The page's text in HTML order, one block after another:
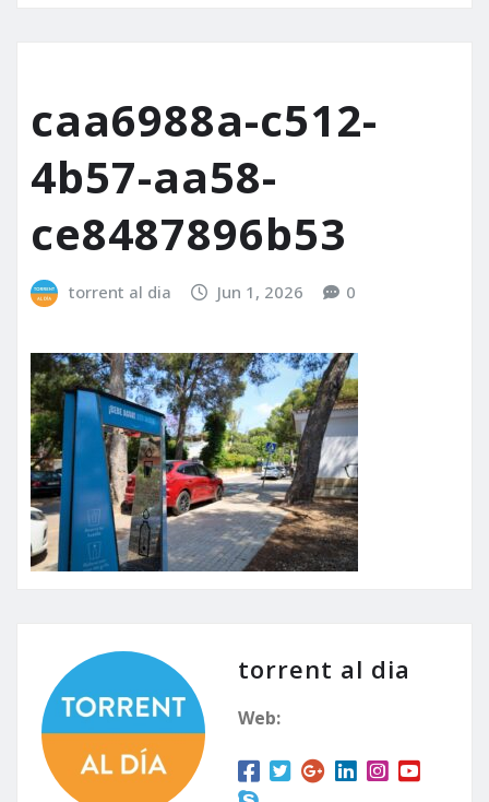
caa6988a-c512-
4b57-aa58-
ce8487896b53
torrent al dia Jun 1, 2026 0
torrent al dia
Web: